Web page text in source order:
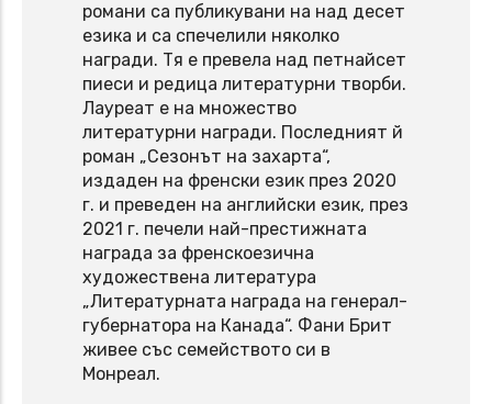
романи са публикувани на над десет
езика и са спечелили няколко
награди. Тя е превела над петнайсет
пиеси и редица литературни творби.
Лауреат е на множество
литературни награди. Последният й
роман „Сезонът на захарта“,
издаден на френски език през 2020
г. и преведен на английски език, през
2021 г. печели най-престижната
награда за френскоезична
художествена литература
„Литературната награда на генерал-
губернатора на Канада“. Фани Брит
живее със семейството си в
Монреал.